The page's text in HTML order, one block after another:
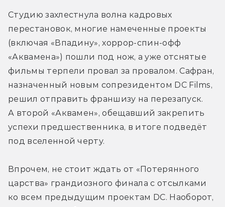
Студию захлестнула волна кадровых
перестановок, многие намеченные проекты
(включая «Впадину», хоррор-спин-офф
«Аквамена») пошли под нож, а уже отснятые
фильмы терпели провал за провалом. Сафран,
назначенный новым сопрезидентом DC Films,
решил отправить франшизу на перезапуск.
А второй «Аквамен», обещавший закрепить
успехи предшественника, в итоге подведёт
под вселенной черту.
Впрочем, не стоит ждать от «Потерянного
царства» грандиозного финала с отсылками
ко всем предыдущим проектам DC. Наоборот,